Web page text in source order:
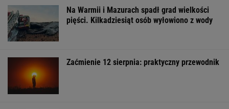
Na Warmii i Mazurach spadł grad wielkości
pięści. Kilkadziesiąt osób wyłowiono z wody
Zaćmienie 12 sierpnia: praktyczny przewodnik